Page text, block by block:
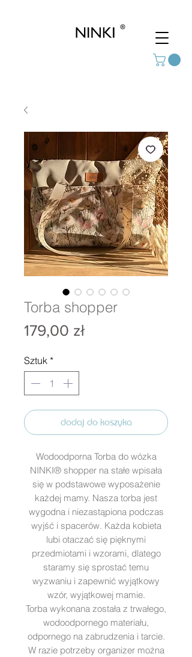
Torba shopper
179,00 złCena
Sztuk *
dodaj do koszyka
Wodoodporna Torba do wózka
NINKI® shopper na stałe wpisała
się w podstawowe wyposażenie
każdej mamy. Nasza torba jest
wygodna i niezastąpiona podczas
wyjść i spacerów. Każda kobieta
lubi otaczać się pięknymi
przedmiotami i wzorami, dlatego
staramy się sprostać temu
wyzwaniu i zapewnić wyjątkowy
wzór, wyjątkowej mamie.
Torba wykonana została z trwałego,
wodoodpornego materiału,
odpornego na zabrudzenia i tarcie.
W razie potrzeby organizer można